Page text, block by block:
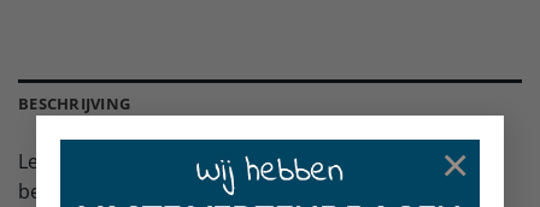
×
BESCHRIJVING
Lekker dun en gemakkelijk te breken in kleine
beloningen. Daarom ideaal om te gebruiken als